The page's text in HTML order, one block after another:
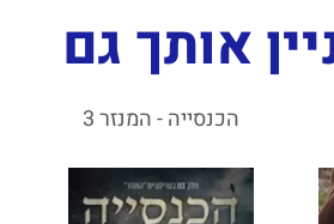
אותך גם
הכנסייה - המנזר 3